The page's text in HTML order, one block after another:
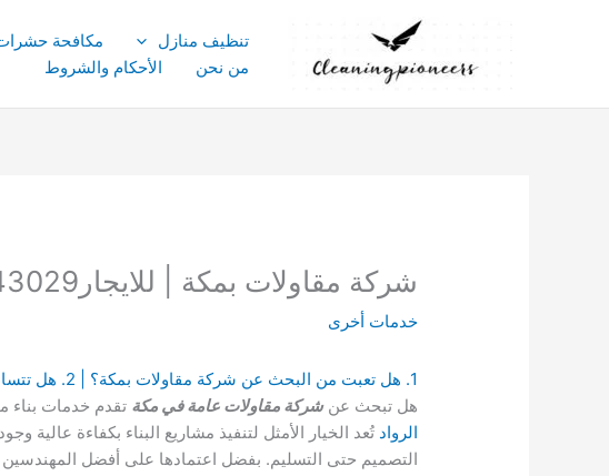
تنظيف منازل مكافحة
من نحن
الأحكام والشروط
شركة مقاولات بمكة | للايجار01003143029 خصم 40%
خدمات أخرى
1. هل تعبت من البحث عن شركة مقاولات بمكة؟ | 2. هل تتساءل عن اهمية شركة المقاولات بمكة؟ | 3. اين تجد افضل شركة مقاولات في مكة ؟
هل تبحث عنشركة مقاولات عامة في مكة تقدم خدمات
الرواد تُعد الخيار الأمثل لتنفيذ مشاريع البناء بكفاءة عالية
التصميم حتى التسليم. بفضل اعتمادها على أفضل المهندسين